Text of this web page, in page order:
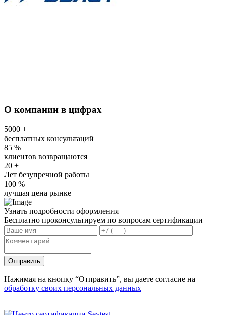
О компании в цифрах
5000 +
бесплатных консультаций
85 %
клиентов возвращаются
20 +
Лет безупречной работы
100 %
лучшая цена рынке
Узнать подробности оформления
Бесплатно проконсультируем по вопросам сертификации
Отправить
Нажимая на кнопку “Отправить”, вы даете согласие на
обработку своих персональных данных